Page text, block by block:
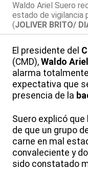
Waldo Ariel Suero
estado de vigilancia
(JOLIVER BRITO/
El presidente del
(CMD), Waldo
alarma
expectativa que
presencia de la
Suero explicó
de que un grupo
carne en mal
convaleciente y
sido constatado